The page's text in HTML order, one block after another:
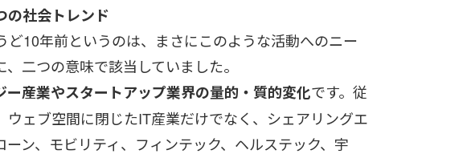
の社会トレンド
ど10年前というのは、まさにこのような活動へのニー
二つの意味で該当していました。
ー産業やスタートアップ業界の量的・質的変化です。従
ウェブ空間に閉じたIT産業だけでなく、シェアリングエ
ン、モビリティ、フィンテック、ヘルステック、宇